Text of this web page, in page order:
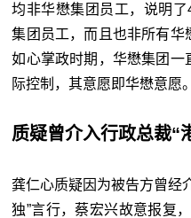
均非华懋集团员工，说明
集团员工，而且也非所有
如心掌政时期，华懋集团一
际控制，其意愿即华懋意愿。
质疑曾介入行政总裁“
龚仁心质疑因为被告方曾经
独”言行，蔡宏兴故意报复